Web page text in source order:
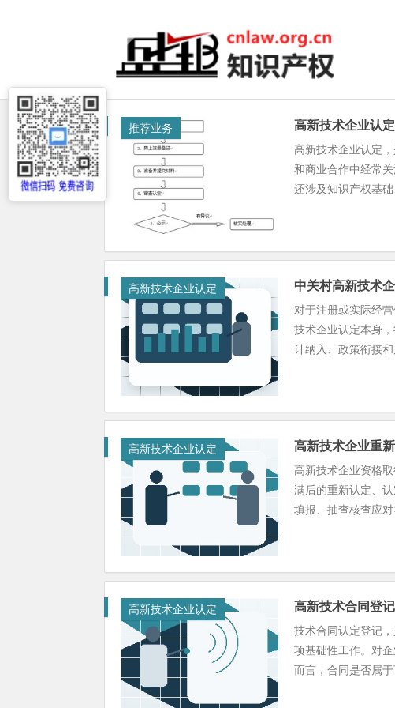
推荐业务 高新技术企业认定
高新技术企业认定
和商业合作中经常
还涉及知识产权基础
高新技术企业认定 中关村高新技术
对于注册或实际经
技术企业认定本身
计纳入、政策衔接和
高新技术企业认定 高新技术企业重
高新技术企业资格
满后的重新认定、
填报、抽查核查应对
高新技术企业认定 高新技术合同登记
技术合同认定登记
项基础性工作。对
而言，合同是否属于